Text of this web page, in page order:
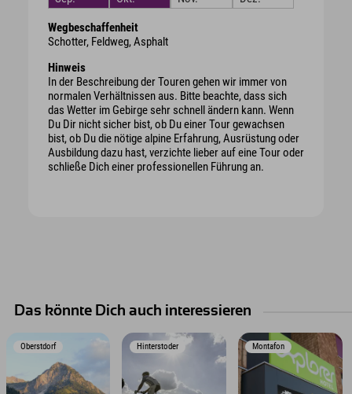
Wegbeschaffenheit
Schotter, Feldweg, Asphalt
Hinweis
In der Beschreibung der Touren gehen wir immer von
normalen Verhältnissen aus. Bitte beachte, dass sich
das Wetter im Gebirge sehr schnell ändern kann. Wenn
Du Dir nicht sicher bist, ob Du einer Tour gewachsen
bist, ob Du die nötige alpine Erfahrung, Ausrüstung oder
Ausbildung dazu hast, verzichte lieber auf eine Tour oder
schließe Dich einer professionellen Führung an.
Das könnte Dich auch interessieren
Oberstdorf Hinterstoder Montafon